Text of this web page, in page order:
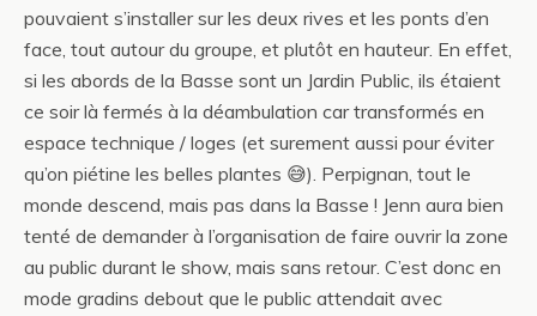
pouvaient s’installer sur les deux rives et les ponts d’en
face, tout autour du groupe, et plutôt en hauteur. En effet,
si les abords de la Basse sont un Jardin Public, ils étaient
ce soir là fermés à la déambulation car transformés en
espace technique / loges (et surement aussi pour éviter
qu’on piétine les belles plantes 😅). Perpignan, tout le
monde descend, mais pas dans la Basse ! Jenn aura bien
tenté de demander à l’organisation de faire ouvrir la zone
au public durant le show, mais sans retour. C’est donc en
mode gradins debout que le public attendait avec